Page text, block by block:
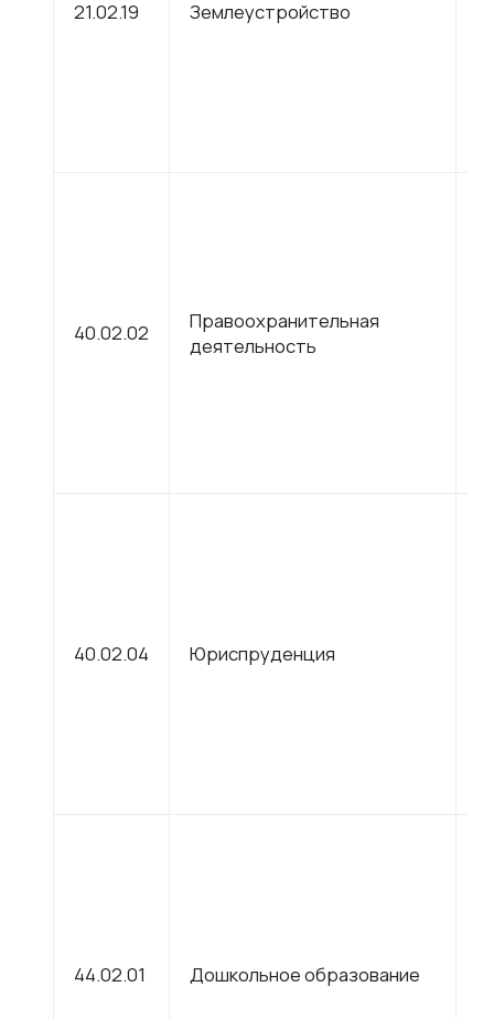
21.02.19 Землеустройство
40.02.02
Правоохранительная
деятельность
40.02.04 Юриспруденция
44.02.01 Дошкольное образование